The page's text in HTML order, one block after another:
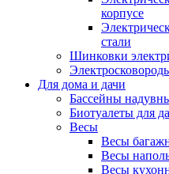
корпусе
стали
Шинковки
Для дома и дачи
Бассейны
Биотуалеты для
Весы
Весы
Весы
Весы